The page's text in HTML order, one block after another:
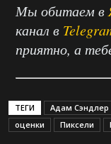
Мы обитаем в
канал в
приятно, а
ТЕГИ Адам Сэндлер
оценки
Пиксели